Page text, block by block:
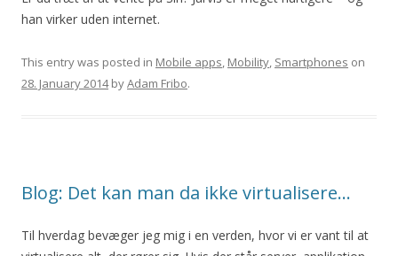
han virker uden internet.
This entry was posted in Mobile apps, Mobility, Smartphones on
28. January 2014byAdam Fribo.
Blog: Det kan man da ikke virtualisere…
Til hverdag bevæger jeg mig i en verden, hvor vi er vant til at